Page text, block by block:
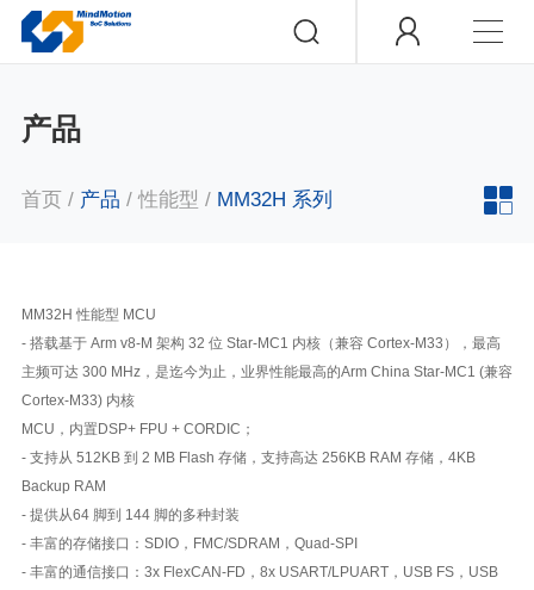
产品
首页 / 产品 /性能型 / MM32H 系列
MM32H 性能型 MCU
- 搭载基于 Arm v8-M 架构 32 位 Star-MC1 内核（兼容 Cortex-M33），最高
主频可达 300 MHz，是迄今为止，业界性能最高的Arm China Star-MC1 (兼容
Cortex-M33) 内核
MCU，内置DSP+ FPU + CORDIC；
- 支持从 512KB 到 2 MB Flash 存储，支持高达 256KB RAM 存储，4KB
Backup RAM
- 提供从64 脚到 144 脚的多种封装
- 丰富的存储接口：SDIO，FMC/SDRAM，Quad-SPI
- 丰富的通信接口：3x FlexCAN-FD，8x USART/LPUART，USB FS，USB